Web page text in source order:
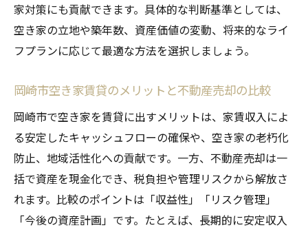
家対策にも貢献できます。具体的な判断基準としては、
空き家の立地や築年数、資産価値の変動、将来的なライ
フプランに応じて最適な方法を選択しましょう。
岡崎市空き家賃貸のメリットと不動産売却の比較
岡崎市で空き家を賃貸に出すメリットは、家賃収入によ
る安定したキャッシュフローの確保や、空き家の老朽化
防止、地域活性化への貢献です。一方、不動産売却は一
括で資産を現金化でき、税負担や管理リスクから解放さ
れます。比較のポイントは「収益性」「リスク管理」
「今後の資産計画」です。たとえば、長期的に安定収入